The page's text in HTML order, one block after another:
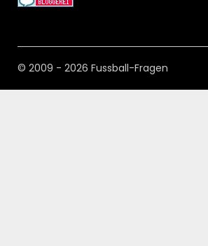
© 2009 - 2026 Fussball-Fragen